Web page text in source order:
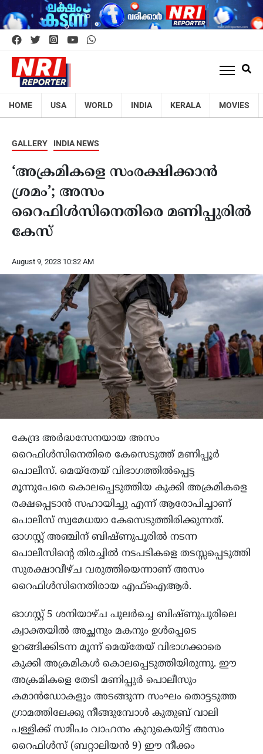
HOME USA WORLD INDIA KERALA MOVIES
GALLERY INDIA NEWS
‘അക്രമികളെ സംരക്ഷിക്കാന്‍
ശ്രമം’; അസം
റൈഫിൾസിനെതിരെ മണിപ്പുരിൽ
കേസ്
August 9, 2023 10:32 AM
കേന്ദ്ര അർദ്ധസേനയായ അസം
റെെഫിള്‍സിനെതിരെ കേസെടുത്ത് മണിപ്പൂർ
പൊലീസ്. മെയ്തേയ് വിഭാഗത്തില്‍പ്പെട്ട
മൂന്നുപേരെ കൊലപ്പെടുത്തിയ കുക്കി അക്രമികളെ
രക്ഷപ്പെടാന്‍ സഹായിച്ചു എന്ന് ആരോപിച്ചാണ്
പൊലീസ് സ്വമേധയാ കേസെടുത്തിരിക്കുന്നത്.
ഓഗസ്റ്റ് അഞ്ചിന് ബിഷ്ണുപൂരില്‍ നടന്ന
പൊലീസിന്റെ തിരച്ചില്‍ നടപടികളെ തടസ്സപ്പെടുത്തി
സുരക്ഷാവീഴ്ച വരുത്തിയെന്നാണ് അസം
റെെഫിള്‍സിനെതിരായ എഫ്ഐആർ.
ഓഗസ്റ്റ് 5 ശനിയാഴ്ച പുലർച്ചെ ബിഷ്ണുപുരിലെ
ക്വാക്തയിൽ അച്ഛനും മകനും ഉൾപ്പെടെ
ഉറങ്ങിക്കിടന്ന മൂന്ന് മെയ്തേയ് വിഭാഗക്കാരെ
കുക്കി അക്രമികൾ കൊലപ്പെടുത്തിയിരുന്നു. ഈ
അക്രമികളെ തേടി മണിപ്പുർ പൊലീസും
കമാൻഡോകളും അടങ്ങുന്ന സംഘം തൊട്ടടുത്ത
ഗ്രാമത്തിലേക്കു നീങ്ങുമ്പോൾ കുതുബ് വാലി
പള്ളിക്ക് സമീപം വാഹനം കുറുകെയിട്ട് അസം
റൈഫിൾസ് (ബറ്റാലിയന്‍ 9) ഈ നീക്കം